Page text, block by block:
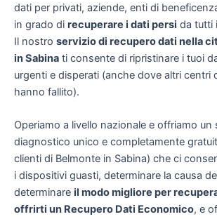
dati per privati, aziende, enti di
in grado di recuperare i dati persi da tutti
Il nostro servizio di recupero dati nella
in Sabina ti consente di ripristinare i tuoi
urgenti e disperati (anche dove altri centri
hanno fallito).
Operiamo a livello nazionale e offriamo un
diagnostico unico e completamente
clienti di Belmonte in Sabina) che ci
i dispositivi guasti, determinare la causa
determinare il modo migliore per
offrirti un Recupero Dati Economico, e